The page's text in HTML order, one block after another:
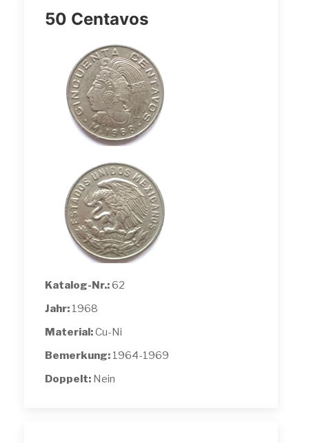
50 Centavos
Katalog-Nr.:62
Jahr: 1968
Material:Cu-Ni
Bemerkung: 1964-1969
Doppelt: Nein